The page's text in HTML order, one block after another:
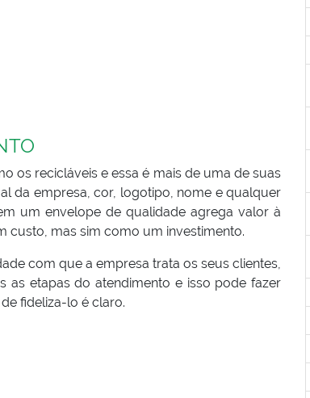
os recicláveis e essa é mais de uma de suas
da empresa, cor, logotipo, nome e qualquer
um envelope de qualidade agrega valor à
custo, mas sim como um investimento.
com que a empresa trata os seus clientes,
etapas do atendimento e isso pode fazer
fideliza-lo é claro.